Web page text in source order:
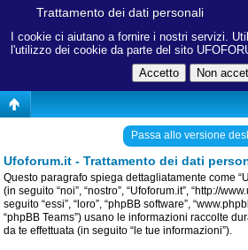
I cookie ci aiutano a fornire i nostri servizi.
l'utilizzo dei cookie da parte del sito
Trattamento dei dati personali
Passa allo versione
Ufoforum.it - Trattamento dei dati
Questo paragrafo spiega dettagliatamente come
(in seguito “noi”, “nostro”, “Ufoforum.it”, “http://
seguito “essi”, “loro”, “phpBB software”,
“phpBB Teams”) usano le informazioni raccolte
da te effettuata (in seguito “le tue informazioni”).